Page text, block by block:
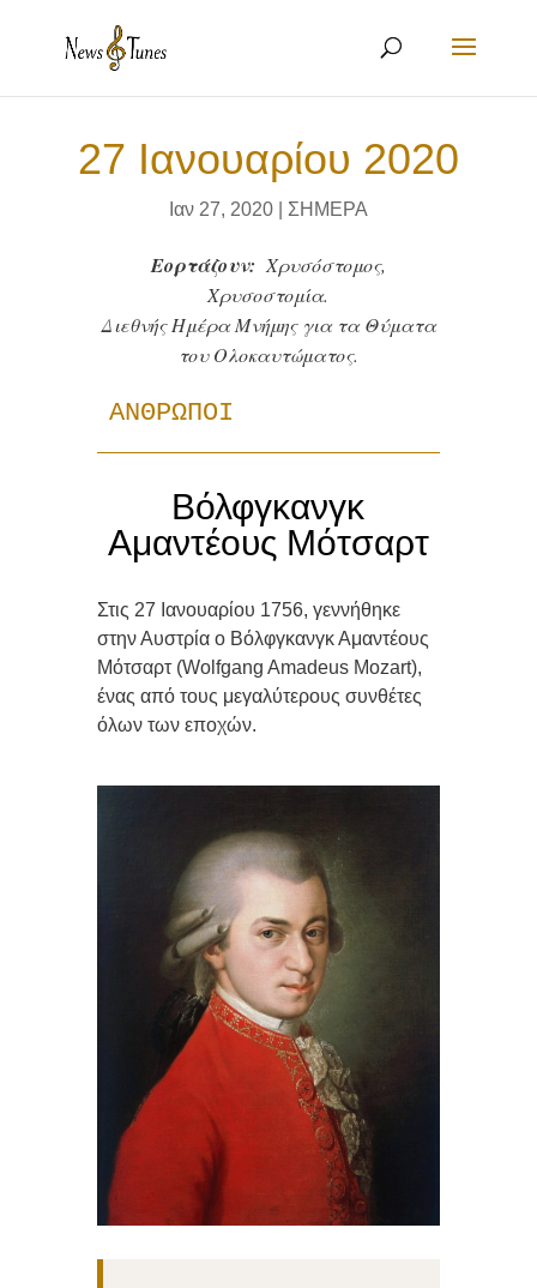
27 Ιανουαρίου 2020
Ιαν 27, 2020| ΣΗΜΕΡΑ
Εορτάζουν: Χρυσόστομος,
Χρυσοστομία.
Διεθνής Ημέρα Μνήμης για τα Θύματα
του Ολοκαυτώματος.
ΑΝΘΡΩΠΟΙ
Βόλφγκανγκ
Αμαντέους Μότσαρτ
Στις 27 Ιανουαρίου 1756, γεννήθηκε
στην Αυστρία ο Βόλφγκανγκ Αμαντέους
Μότσαρτ (Wolfgang Amadeus Mozart),
ένας από τους μεγαλύτερους συνθέτες
όλων των εποχών.